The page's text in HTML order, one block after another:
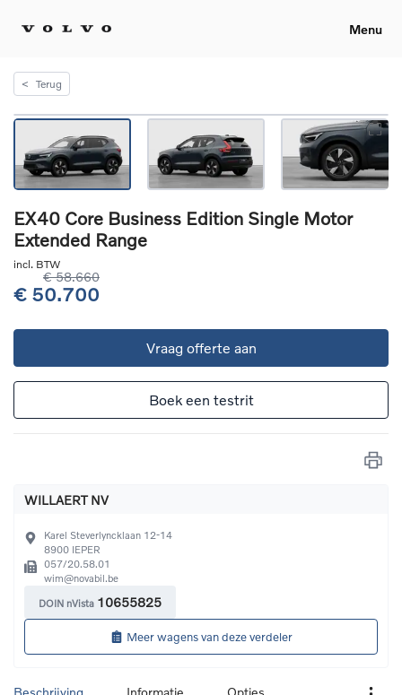
Menu
< Terug
EX40 Core Business Edition Single Motor
Extended Range
incl. BTW
€ 58.660
€ 50.700
Vraag offerte aan
Boek een testrit
WILLAERT NV
Karel Steverlyncklaan 12-14
8900 IEPER
057/20.58.01
wim@novabil.be
DOIN nVista 10655825
Meer wagens van deze verdeler
Beschrijving Informatie Opties